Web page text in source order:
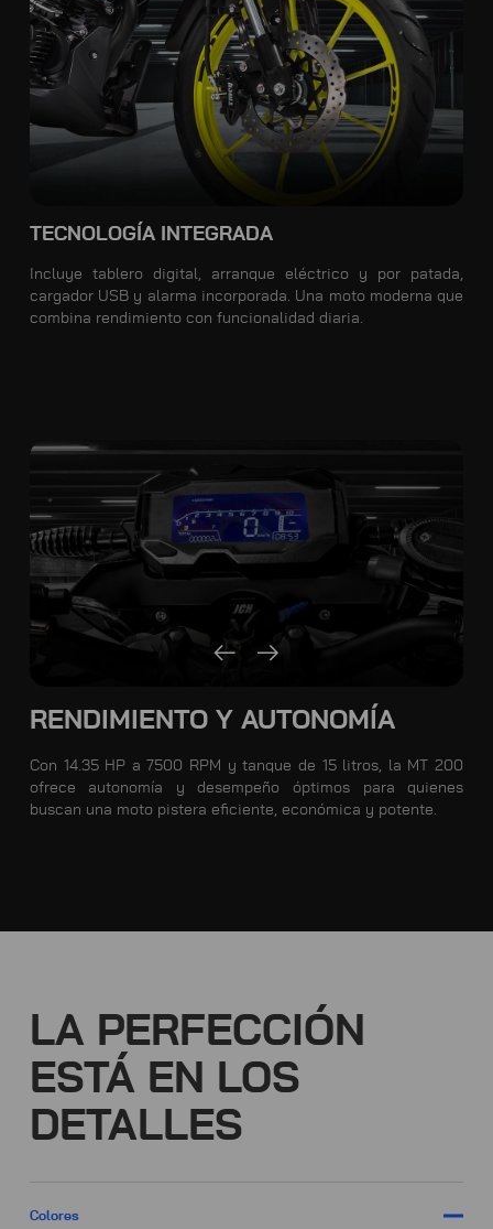
TECNOLOGÍA INTEGRADA
Incluye tablero digital, arranque eléctrico y por patada,
cargador USB y alarma incorporada. Una moto moderna que
combina rendimiento con funcionalidad diaria.
RENDIMIENTO Y AUTONOMÍA
Con 14.35 HP a 7500 RPM y tanque de 15 litros, la MT 200
ofrece autonomía y desempeño óptimos para quienes
buscan una moto pistera eficiente, económica y potente.
LA PERFECCIÓN
ESTÁ EN LOS
DETALLES
Colores